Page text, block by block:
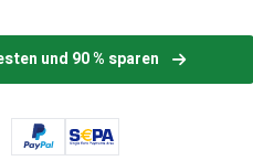
und 90 % sparen